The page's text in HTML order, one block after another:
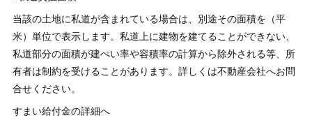
当該の土地に私道が含まれている場合は、別途その面積を（平
米）単位で表示します。私道上に建物を建てることができない、
私道部分の面積が建ぺい率や容積率の計算から除外される等、所
有者は制約を受けることがあります。詳しくは不動産会社へお問
合せください。
すまい給付金の詳細へ